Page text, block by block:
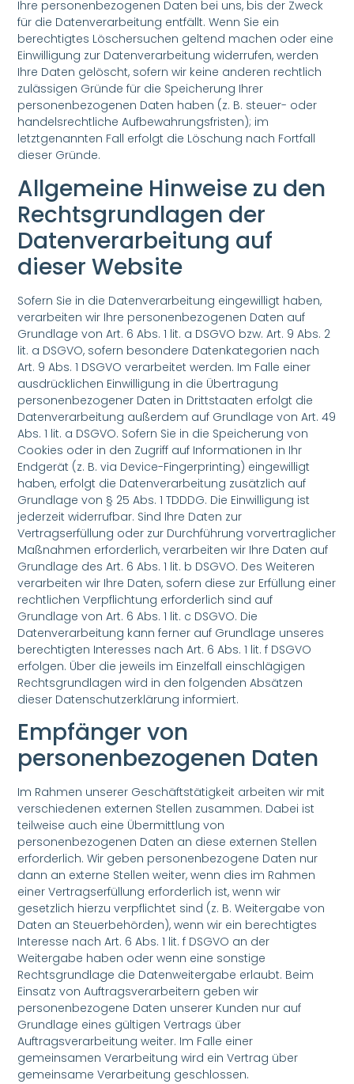
Ihre personenbezogenen Daten bei uns, bis der Zweck
für die Datenverarbeitung entfällt. Wenn Sie ein
berechtigtes Löschersuchen geltend machen oder eine
Einwilligung zur Datenverarbeitung widerrufen, werden
Ihre Daten gelöscht, sofern wir keine anderen rechtlich
zulässigen Gründe für die Speicherung Ihrer
personenbezogenen Daten haben (z. B. steuer- oder
handelsrechtliche Aufbewahrungsfristen); im
letztgenannten Fall erfolgt die Löschung nach Fortfall
dieser Gründe.
Allgemeine Hinweise zu den
Rechtsgrundlagen der
Datenverarbeitung auf
dieser Website
Sofern Sie in die Datenverarbeitung eingewilligt haben,
verarbeiten wir Ihre personenbezogenen Daten auf
Grundlage von Art. 6 Abs. 1 lit. a DSGVO bzw. Art. 9 Abs. 2
lit. a DSGVO, sofern besondere Datenkategorien nach
Art. 9 Abs. 1 DSGVO verarbeitet werden. Im Falle einer
ausdrücklichen Einwilligung in die Übertragung
personenbezogener Daten in Drittstaaten erfolgt die
Datenverarbeitung außerdem auf Grundlage von Art. 49
Abs. 1 lit. a DSGVO. Sofern Sie in die Speicherung von
Cookies oder in den Zugriff auf Informationen in Ihr
Endgerät (z. B. via Device-Fingerprinting) eingewilligt
haben, erfolgt die Datenverarbeitung zusätzlich auf
Grundlage von § 25 Abs. 1 TDDDG. Die Einwilligung ist
jederzeit widerrufbar. Sind Ihre Daten zur
Vertragserfüllung oder zur Durchführung vorvertraglicher
Maßnahmen erforderlich, verarbeiten wir Ihre Daten auf
Grundlage des Art. 6 Abs. 1 lit. b DSGVO. Des Weiteren
verarbeiten wir Ihre Daten, sofern diese zur Erfüllung einer
rechtlichen Verpflichtung erforderlich sind auf
Grundlage von Art. 6 Abs. 1 lit. c DSGVO. Die
Datenverarbeitung kann ferner auf Grundlage unseres
berechtigten Interesses nach Art. 6 Abs. 1 lit. f DSGVO
erfolgen. Über die jeweils im Einzelfall einschlägigen
Rechtsgrundlagen wird in den folgenden Absätzen
dieser Datenschutzerklärung informiert.
Empfänger von
personenbezogenen Daten
Im Rahmen unserer Geschäftstätigkeit arbeiten wir mit
verschiedenen externen Stellen zusammen. Dabei ist
teilweise auch eine Übermittlung von
personenbezogenen Daten an diese externen Stellen
erforderlich. Wir geben personenbezogene Daten nur
dann an externe Stellen weiter, wenn dies im Rahmen
einer Vertragserfüllung erforderlich ist, wenn wir
gesetzlich hierzu verpflichtet sind (z. B. Weitergabe von
Daten an Steuerbehörden), wenn wir ein berechtigtes
Interesse nach Art. 6 Abs. 1 lit. f DSGVO an der
Weitergabe haben oder wenn eine sonstige
Rechtsgrundlage die Datenweitergabe erlaubt. Beim
Einsatz von Auftragsverarbeitern geben wir
personenbezogene Daten unserer Kunden nur auf
Grundlage eines gültigen Vertrags über
Auftragsverarbeitung weiter. Im Falle einer
gemeinsamen Verarbeitung wird ein Vertrag über
gemeinsame Verarbeitung geschlossen.